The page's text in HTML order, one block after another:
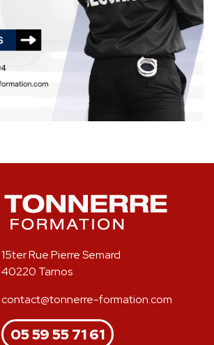
15ter Rue Pierre Semard
40220 Tarnos
contact@tonnerre-formation.com
05 59 55 71 61